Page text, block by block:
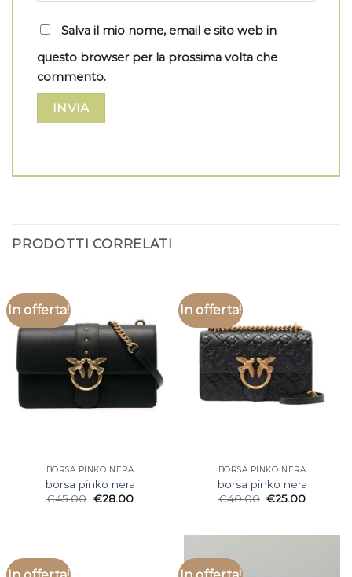
Salva il mio nome, email e sito web in
questo browser per la prossima volta che
commento.
PRODOTTI CORRELATI
In offerta!
BORSA PINKO NERA
borsa pinko nera
€45.00 €28.00
In offerta!
BORSA PINKO NERA
borsa pinko nera
€40.00 €25.00